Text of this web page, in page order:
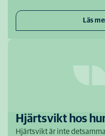
Läs
Hjärtsvikt hos
Hjärtsvikt är inte